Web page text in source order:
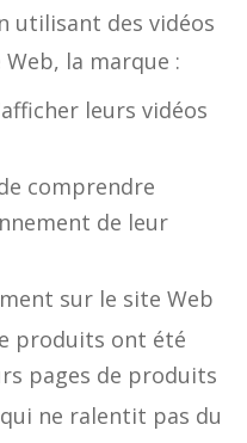
utilisant des vidéos
la marque :
leurs vidéos
comprendre
de leur
sur le site Web
produits ont été
pages de produits
ne ralentit pas du